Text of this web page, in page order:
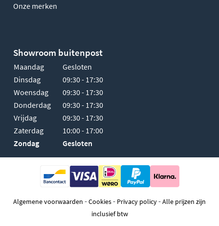
Onze merken
Showroom buitenpost
Maandag
Gesloten
Dinsdag
09:30 - 17:30
Woensdag
09:30 - 17:30
Donderdag
09:30 - 17:30
Vrijdag
09:30 - 17:30
Zaterdag
10:00 - 17:00
Zondag
Gesloten
Algemene voorwaarden -Cookies- Privacy policy-Alle prijzen zijn
inclusief btw